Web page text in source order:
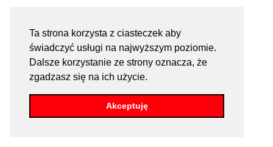
Ta strona korzysta z ciasteczek aby
świadczyć usługi na najwyższym poziomie.
Dalsze korzystanie ze strony oznacza, że
zgadzasz się na ich użycie.
Akceptuję